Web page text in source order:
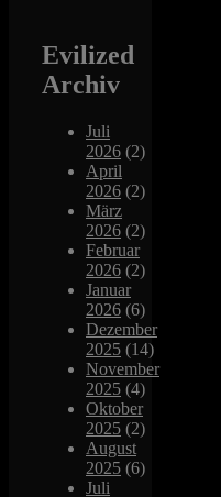
Evilized
Archiv
Juli
2026 (2)
April
2026 (2)
März
2026 (2)
Februar
2026 (2)
Januar
2026 (6)
Dezember
2025 (14)
November
2025 (4)
Oktober
2025 (2)
August
2025 (6)
Juli